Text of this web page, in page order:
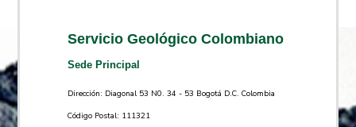
Servicio Geológico Colombiano
Sede Principal
Dirección: Diagonal 53 N0. 34 - 53 Bogotá D.C. Colombia
Código Postal: 111321